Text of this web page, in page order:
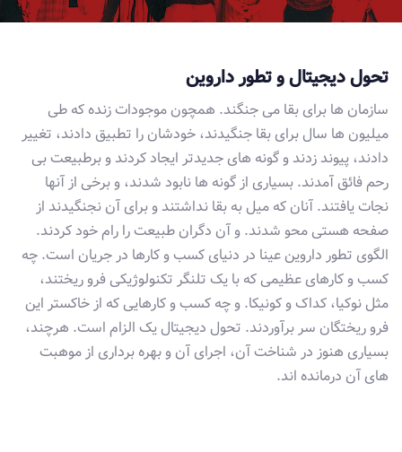
تحول دیجیتال و تطور داروین
سازمان ها برای بقا می جنگند. همچون موجودات زنده که طی
میلیون ها سال برای بقا جنگیدند، خودشان را تطبیق دادند، تغییر
دادند، پیوند زدند و گونه های جدیدتر ایجاد کردند و برطبیعت بی
رحم فائق آمدند. بسیاری از گونه ها نابود شدند، و برخی از آنها
نجات یافتند. آنان که میل به بقا نداشتند و برای آن نجنگیدند از
صفحه هستی محو شدند. و آن دگران طبیعت را رام خود کردند.
الگوی تطور داروین عینا در دنیای کسب و کارها در جریان است. چه
کسب و کارهای عظیمی که با یک تلنگر تکنولوژیکی فرو ریختند،
مثل نوکیا، کداک و کونیکا. و چه کسب و کارهایی که از خاکستر این
فرو ریختگان سر برآوردند. تحول دیجیتال یک الزام است. هرچند،
بسیاری هنوز در شناخت آن، اجرای آن و بهره برداری از موهبت
های آن درمانده اند.